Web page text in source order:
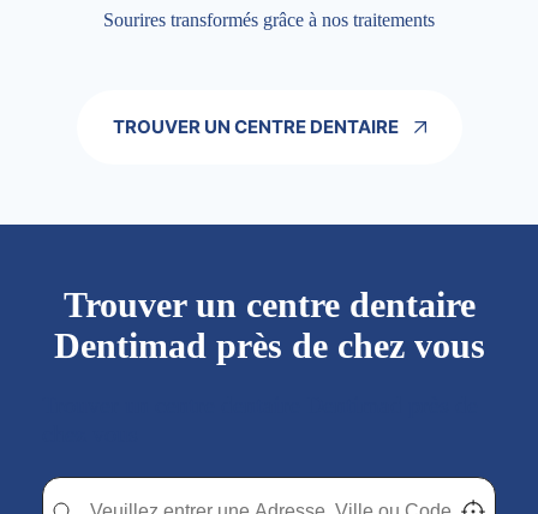
Sourires transformés grâce à nos traitements
TROUVER UN CENTRE DENTAIRE
Trouver un centre dentaire
Dentimad près de chez vous
Trouver un centre dentaire Dentimad près de
Trouver un centre dentaire Dentimad près de chez vous Localisez-